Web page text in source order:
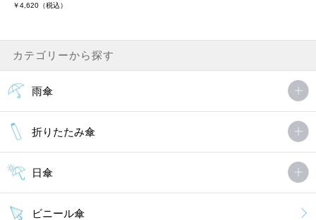
￥4,620（税込）
カテゴリーから探す
雨傘
折りたたみ傘
日傘
ビニール傘